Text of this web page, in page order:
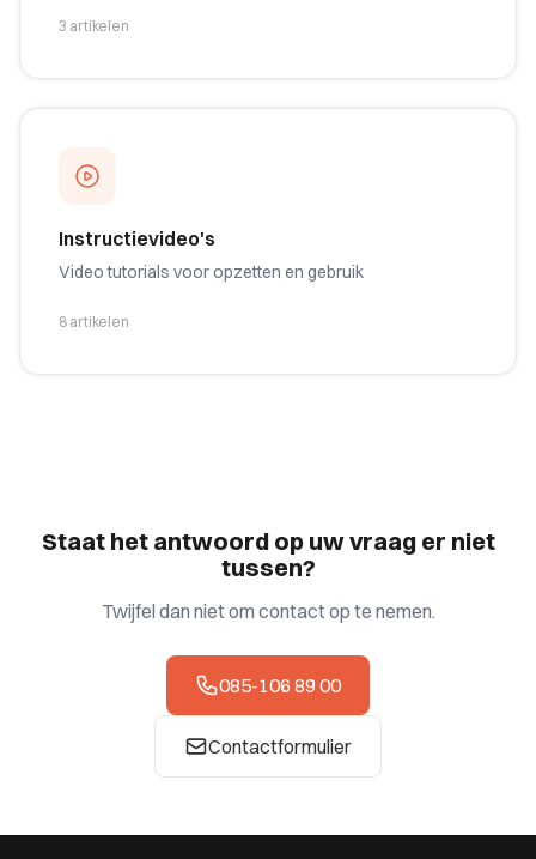
3 artikelen
Instructievideo's
Video tutorials voor opzetten en gebruik
8 artikelen
Staat het antwoord op uw vraag er niet
tussen?
Twijfel dan niet om contact op te nemen.
085-106 89 00
Contactformulier